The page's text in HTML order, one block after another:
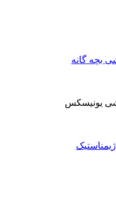
بچه گانه
یونیسکس